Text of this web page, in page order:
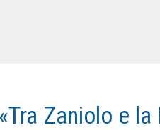
Zaniolo e